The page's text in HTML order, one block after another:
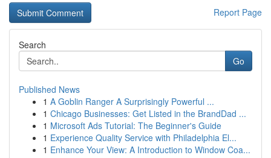
Report Page
Search
Go
Published News
1 A Goblin Ranger A Surprisingly Powerful ...
1 Chicago Businesses: Get Listed in the BrandDad ...
1 Microsoft Ads Tutorial: The Beginner's Guide
1 Experience Quality Service with Philadelphia El...
1 Enhance Your View: A Introduction to Window Coa...